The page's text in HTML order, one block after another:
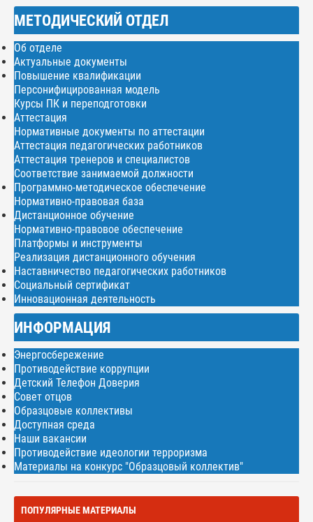
МЕТОДИЧЕСКИЙ ОТДЕЛ
Об отделе
Актуальные документы
Повышение квалификации
Персонифицированная модель
Курсы ПК и переподготовки
Аттестация
Нормативные документы по аттестации
Аттестация педагогических работников
Аттестация тренеров и специалистов
Соответствие занимаемой должности
Программно-методическое обеспечение
Нормативно-правовая база
Дистанционное обучение
Нормативно-правовое обеспечение
Платформы и инструменты
Реализация дистанционного обучения
Наставничество педагогических работников
Социальный сертификат
Инновационная деятельность
ИНФОРМАЦИЯ
Энергосбережение
Противодействие коррупции
Детский Телефон Доверия
Совет отцов
Образцовые коллективы
Доступная среда
Наши вакансии
Противодействие идеологии терроризма
Материалы на конкурс "Образцовый коллектив"
ПОПУЛЯРНЫЕ МАТЕРИАЛЫ